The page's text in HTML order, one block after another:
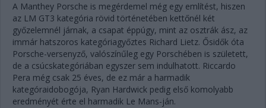
A Manthey Porsche is megérdemel még egy említést, hiszen
az LM GT3 kategória rövid történetében kettőnél két
győzelemnél járnak, a csapat éppúgy, mint az osztrák ász, az
immár hatszoros kategóriagyőztes Richard Lietz. Ősidők óta
Porsche-versenyző, valószínűleg egy Porschében is született,
de a csúcskategóriában egyszer sem indulhatott. Riccardo
Pera még csak 25 éves, de ez már a harmadik
kategóraidobogója, Ryan Hardwick pedig első komolyabb
eredményét érte el harmadik Le Mans-ján.